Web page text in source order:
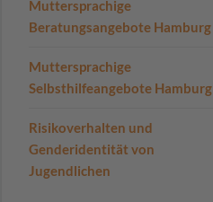
Muttersprachige
Beratungsangebote Hamburg
Muttersprachige
Selbsthilfeangebote Hamburg
Risikoverhalten und
Genderidentität von
Jugendlichen